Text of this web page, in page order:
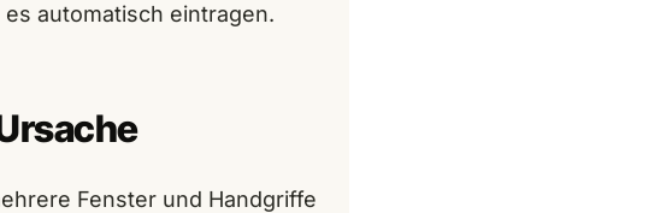
automatisch eintragen.
Fenster und Handgriffe